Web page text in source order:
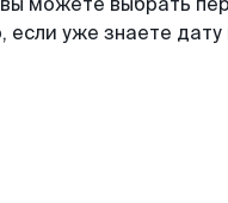
если уже знаете